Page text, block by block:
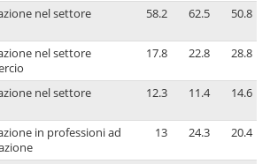
nel settore
58.2 62.5 50.8
nel settore
17.8 22.8 28.8
nel settore
12.3 11.4 14.6
in professioni ad
13 24.3 20.4